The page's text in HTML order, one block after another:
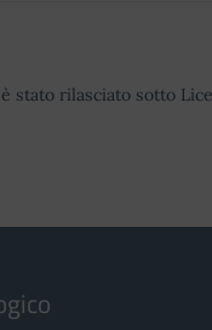
stato rilasciato sotto